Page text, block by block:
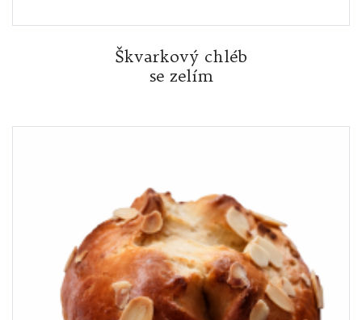
Škvarkový chléb
se zelím